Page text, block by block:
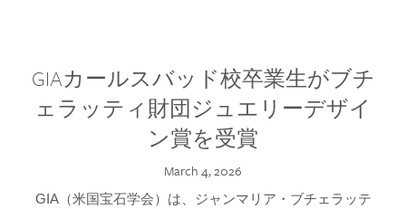
GIAカールスバッド校卒業生がブチ
ェラッティ財団ジュエリーデザイ
ン賞を受賞
March 4, 2026
GIA（米国宝石学会）は、ジャンマリア・ブチェラッテ